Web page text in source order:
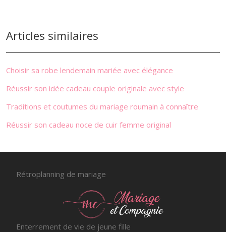
Articles similaires
Choisir sa robe lendemain mariée avec élégance
Réussir son idée cadeau couple originale avec style
Traditions et coutumes du mariage roumain à connaître
Réussir son cadeau noce de cuir femme original
Rétroplanning de mariage
Enterrement de vie de jeune fille